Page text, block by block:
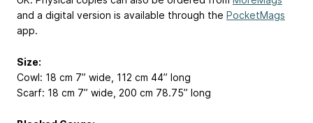
and a digital version is available through the PocketMags
app.
Size:
Cowl: 18 cm 7” wide, 112 cm 44” long
Scarf: 18 cm 7” wide, 200 cm 78.75” long